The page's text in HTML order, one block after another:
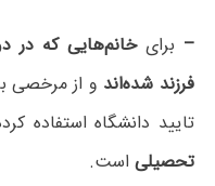
– برایخانم‌هایی که در
فرزند شده‌اند و از مرخصی
تایید دانشگاه استفاده
تحصیلی است.